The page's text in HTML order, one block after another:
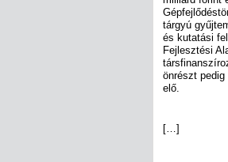
tárgyú
és kutatási
Fejlesztési
önrészt
elő.
[…]